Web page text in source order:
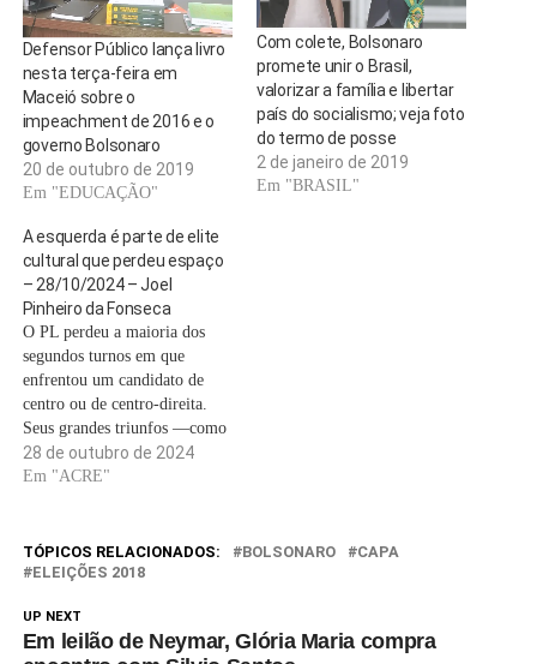
Defensor Público lança livro
nesta terça-feira em
Maceió sobre o
impeachment de 2016 e o
governo Bolsonaro
20 de outubro de 2019
Em "EDUCAÇÃO"
Com colete, Bolsonaro
promete unir o Brasil,
valorizar a família e libertar
país do socialismo; veja foto
do termo de posse
2 de janeiro de 2019
Em "BRASIL"
A esquerda é parte de elite
cultural que perdeu espaço
– 28/10/2024 – Joel
Pinheiro da Fonseca
O PL perdeu a maioria dos
segundos turnos em que
enfrentou um candidato de
centro ou de centro-direita.
Seus grandes triunfos —como
Brunini, em Cuiabá— se
deram justamente onde o
parte das capitais, a união
entre esquerda, centro e
28 de outubro de 2024
Em "ACRE"
TÓPICOS RELACIONADOS: BOLSONARO
CAPA
ELEIÇÕES 2018
UP NEXT
Em leilão de Neymar, Glória Maria compra